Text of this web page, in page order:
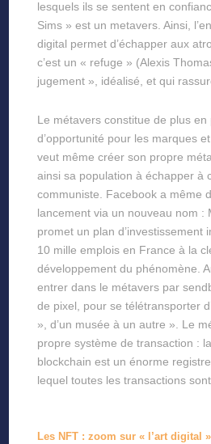
lesquels ils se sentent en
Sims » est un metavers. Ainsi,
digital permet d’échapper aux
c’est un « refuge » (Alexis
jugement », idéalisé, et qui
Le métavers constitue de plus en
d’opportunité pour les marques
veut même créer son propre
ainsi sa population à échapper à
communiste. Facebook a même
lancement via un nouveau nom :
promet un plan d’investissement
10 mille emplois en France à la
développement du phénomène.
entrer dans le métavers par
de pixel, pour se télétransporter
», d’un musée à un autre ». Le
propre système de transaction :
blockchain est un énorme
lequel toutes les transactions
Les NFT : zoom sur « l’art digital